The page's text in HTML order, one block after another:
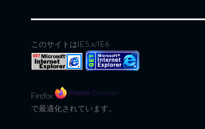
このサイトはIE5.x/IE6
Firefox
で最適化されています。